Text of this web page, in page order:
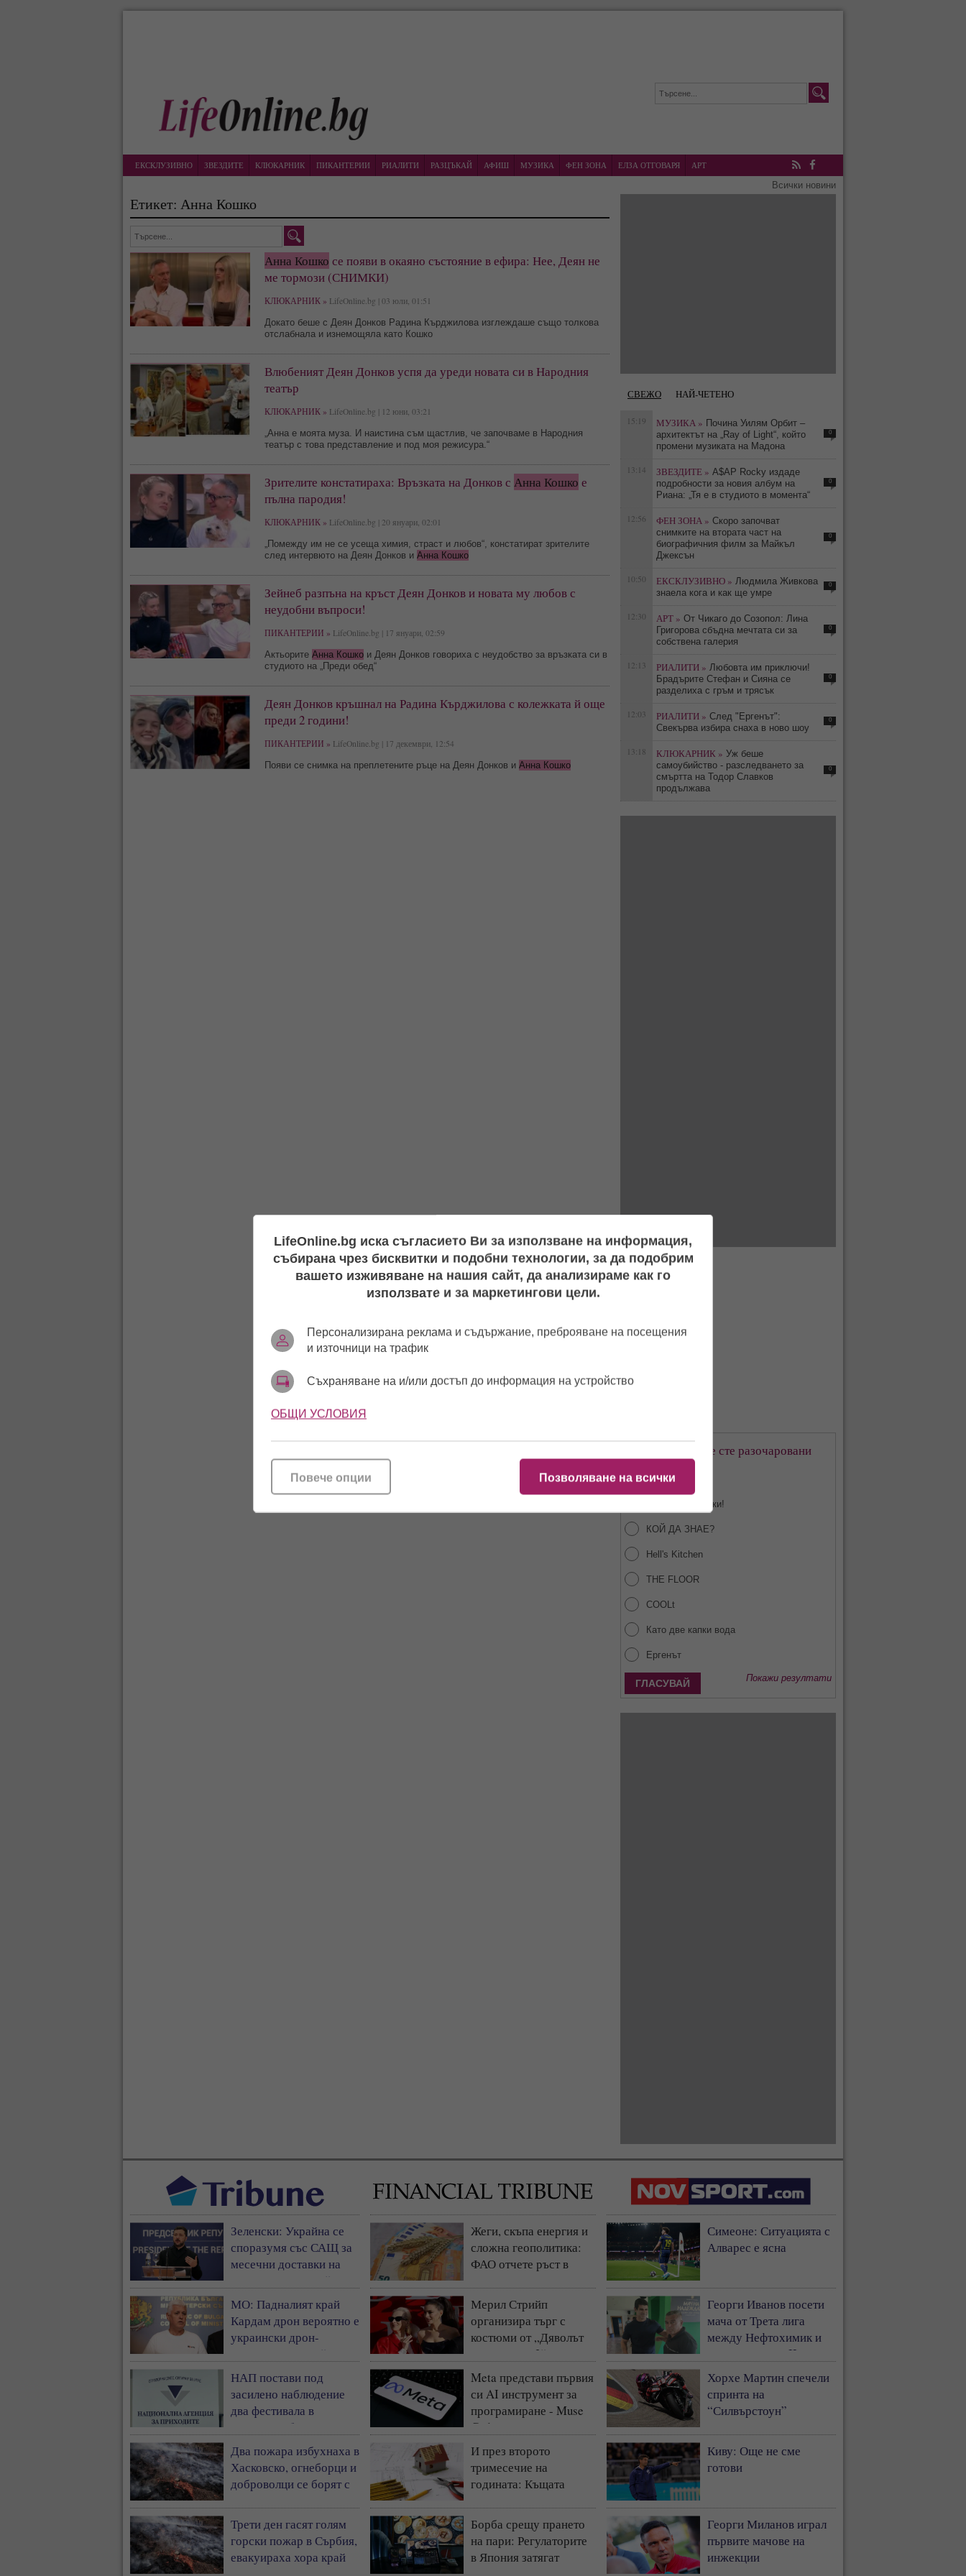
ЕКСКЛУЗИВНО ЗВЕЗДИТЕ КЛЮКАРНИК ПИКАНТЕРИИ РИАЛИТИ РАЗЦЪКАЙ АФИШ МУЗИКА ФЕН ЗОНА ЕЛЗА ОТГОВАРЯ
АРТ
RSS Facebook
Всички новини
Етикет: Анна Кошко
Анна Кошко се появи в окаяно състояние в ефира: Нее, Деян не
ме тормози (СНИМКИ)
КЛЮКАРНИК » LifeOnline.bg | 03 юли, 01:51
Докато беше с Деян Донков Радина Кърджилова изглеждаше също толкова
отслабнала и изнемощяла като Кошко
Влюбеният Деян Донков успя да уреди новата си в Народния
театър
КЛЮКАРНИК » LifeOnline.bg | 12 юни, 03:21
„Анна е моята муза. И наистина съм щастлив, че започваме в Народния
театър с това представление и под моя режисура.“
Зрителите констатираха: Връзката на Донков с Анна Кошко е
пълна пародия!
КЛЮКАРНИК » LifeOnline.bg | 20 януари, 02:01
„Помежду им не се усеща химия, страст и любов“, констатират зрителите
след интервюто на Деян Донков и Анна Кошко
Зейнеб разпъна на кръст Деян Донков и новата му любов с
неудобни въпроси!
ПИКАНТЕРИИ » LifeOnline.bg | 17 януари, 02:59
Актьорите Анна Кошкои Деян Донков говориха с неудобство за връзката си в
студиото на „Преди обед“
Деян Донков кръшнал на Радина Кърджилова с колежката й още
преди 2 години!
ПИКАНТЕРИИ » LifeOnline.bg | 17 декември, 12:54
Появи се снимка на преплетените ръце на Деян Донков и Анна Кошко
СВЕЖО НАЙ-ЧЕТЕНО
15:19 МУЗИКА » Почина Уилям Орбит –
архитектът на „Ray of Light“, който
промени музиката на Мадона
0
13:14 ЗВЕЗДИТЕ » A$AP Rocky издаде
подробности за новия албум на
Риана: „Тя е в студиото в момента“
0
12:56 ФЕН ЗОНА » Скоро започват
снимките на втората част на
биографичния филм за Майкъл
Джексън
0
10:50 ЕКСКЛУЗИВНО » Людмила Живкова
знаела кога и как ще умре
0
12:30 АРТ » От Чикаго до Созопол: Лина
Григорова сбъдна мечтата си за
собствена галерия
0
12:13 РИАЛИТИ » Любовта им приключи!
Брадърите Стефан и Сияна се
разделиха с гръм и трясък
0
12:03 РИАЛИТИ » След "Ергенът":
Свекърва избира снаха в ново шоу
0
13:18 КЛЮКАРНИК » Уж беше
самоубийство - разследването за
смъртта на Тодор Славков
продължава
0
От кое предаване сте разочаровани
Харесвам всички!
КОЙ ДА ЗНАЕ?
Hell's Kitchen
THE FLOOR
COOLt
Като две капки вода
Ергенът
Покажи резултати
Зеленски: Украйна се
споразумя със САЩ за
месечни доставки на
ракети „Пейтриът“
МО: Падналият край
Кардам дрон вероятно е
украински дрон-
примамка „Майя“
НАП постави под
засилено наблюдение
два фестивала в
Бургаска област
Два пожара избухнаха в
Хасковско, огнеборци и
доброволци се борят с
Трети ден гасят голям
горски пожар в Сърбия,
евакуираха хора край
Жеги, скъпа енергия и
сложна геополитика:
ФАО отчете ръст в
храните
Мерил Стрийп
организира търг с
костюми от „Дяволът
носи Прада 2“
Meta представи първия
си AI инструмент за
програмиране - Muse
Code
И през второто
тримесечие на
годината: Къщата
най-предпочитаното
жилище у нас
Борба срещу прането
на пари: Регулаторите
в Япония затягат
Симеоне: Ситуацията с
Алварес е ясна
Георги Иванов посети
мача от Трета лига
между Нефтохимик и
Ботев Пловдив II
Хорхе Мартин спечели
спринта на
“Силвърстоун”
Киву: Още не сме
готови
Георги Миланов играл
първите мачове на
инжекции
LifeOnline.bg иска съгласието Ви за използване на информация,
събирана чрез бисквитки и подобни технологии, за да подобрим
вашето изживяване на нашия сайт, да анализираме как го
използвате и за маркетингови цели.
Персонализирана реклама и съдържание, преброяване на посещения
и източници на трафик
Съхраняване на и/или достъп до информация на устройство
ОБЩИ УСЛОВИЯ
Позволяване на всички
Повече опции